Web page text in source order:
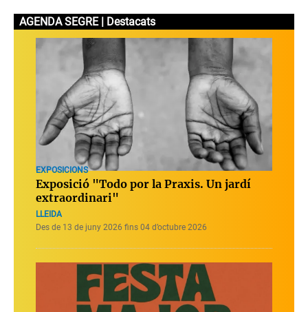
AGENDA SEGRE | Destacats
EXPOSICIONS
Exposició "Todo por la Praxis. Un jardí
extraordinari"
LLEIDA
Des de 13 de juny 2026 fins 04 d’octubre 2026